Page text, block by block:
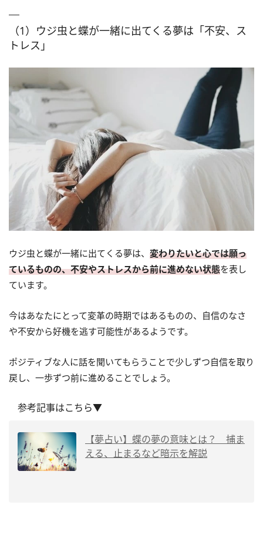
（1）ウジ虫と蝶が一緒に出てくる夢は「不安、ス
トレス」
ウジ虫と蝶が一緒に出てくる夢は、 変わりたいと心では願っ
ているものの、不安やストレスから前に進めない状態を表し
ています。
今はあなたにとって変革の時期ではあるものの、自信のなさ
や不安から好機を逃す可能性があるようです。
ポジティブな人に話を聞いてもらうことで少しずつ自信を取り
戻し、一歩ずつ前に進めることでしょう。
参考記事はこちら▼
【夢占い】蝶の夢の意味とは？ 捕ま
える、止まるなど暗示を解説